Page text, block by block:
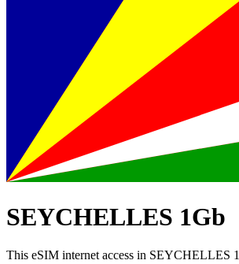
SEYCHELLES 1Gb
This eSIM internet access in SEYCHELLES